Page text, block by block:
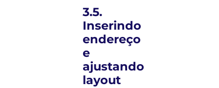
3.5.
Inserindo
endereço
e
ajustando
layout